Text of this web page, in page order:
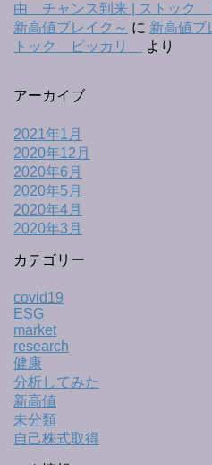
由 チャンス到来 | ストック
新高値ブレイク～ に 新高値
トック ピッカリ
より
アーカイブ
2021年1月
2020年12月
2020年6月
2020年5月
2020年4月
2020年3月
カテゴリー
covid19
ESG
market
research
健康
分析してみた
新高値
未分類
自己株式取得